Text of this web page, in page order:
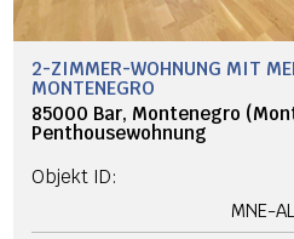
2-ZIMMER-WOHNUNG MIT
MONTENEGRO
85000 Bar, Montenegro
Penthousewohnung
Objekt ID:
MNE-